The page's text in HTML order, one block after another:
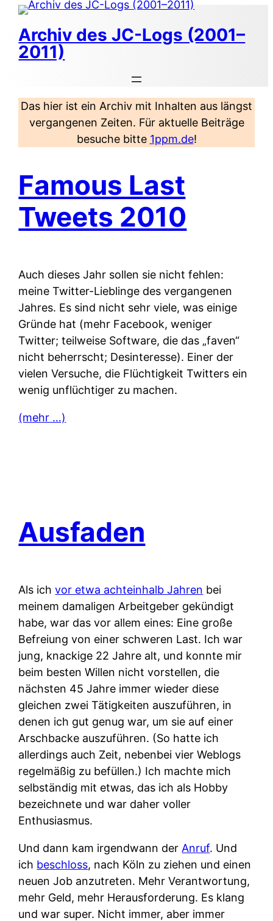
Zum
Inhalt
springen
Archiv des JC-Logs (2001–
2011)
Das hier ist ein Archiv mit Inhalten aus längst
vergangenen Zeiten. Für aktuelle Beiträge
besuche bitte 1ppm.de!
Famous Last
Tweets 2010
Auch dieses Jahr sollen sie nicht fehlen:
meine Twitter-Lieblinge des vergangenen
Jahres. Es sind nicht sehr viele, was einige
Gründe hat (mehr Facebook, weniger
Twitter; teilweise Software, die das „faven“
nicht beherrscht; Desinteresse). Einer der
vielen Versuche, die Flüchtigkeit Twitters ein
wenig unflüchtiger zu machen.
(mehr …)
Ausfaden
Als ichvor etwa achteinhalb Jahren bei
meinem damaligen Arbeitgeber gekündigt
habe, war das vor allem eines: Eine große
Befreiung von einer schweren Last. Ich war
jung, knackige 22 Jahre alt, und konnte mir
beim besten Willen nicht vorstellen, die
nächsten 45 Jahre immer wieder diese
gleichen zwei Tätigkeiten auszuführen, in
denen ich gut genug war, um sie auf einer
Arschbacke auszuführen. (So hatte ich
allerdings auch Zeit, nebenbei vier Weblogs
regelmäßig zu befüllen.) Ich machte mich
selbständig mit etwas, das ich als Hobby
bezeichnete und war daher voller
Enthusiasmus.
Und dann kam irgendwann der Anruf. Und
ich beschloss, nach Köln zu ziehen und einen
neuen Job anzutreten. Mehr Verantwortung,
mehr Geld, mehr Herausforderung. Es klang
und war super. Nicht immer, aber immer